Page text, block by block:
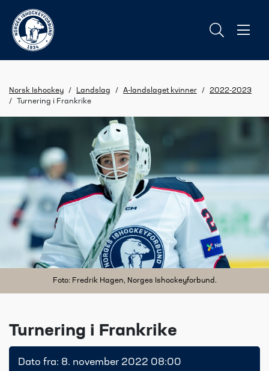
Norsk Ishockey / Landslag / A-landslaget kvinner /
2022-2023
/
Turnering i Frankrike
Foto: Fredrik Hagen, Norges Ishockeyforbund.
Turnering i Frankrike
Dato fra: 8. november 2022 08:00